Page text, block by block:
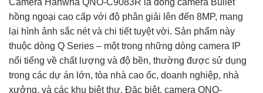
Camera Hanwha QNO-C9083R là dòng camera Bullet
hồng ngoại cao cấp với độ phân giải lên đến 8MP, mang
lại hình ảnh sắc nét và chi tiết tuyệt vời. Sản phẩm này
thuộc dòng Q Series – một trong những dòng camera IP
nổi tiếng về chất lượng và độ bền, thường được sử dụng
trong các dự án lớn, tòa nhà cao ốc, doanh nghiệp, nhà
xưởng, và các khu biệt thự. Đặc biệt, camera QNO-